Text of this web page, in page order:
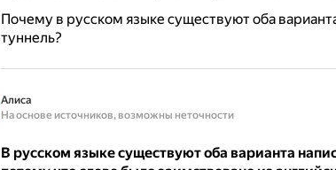
Почему в русском языке существуют оба
туннель?
Алиса
На основе источников, возможны неточности
В русском языке существуют оба варианта